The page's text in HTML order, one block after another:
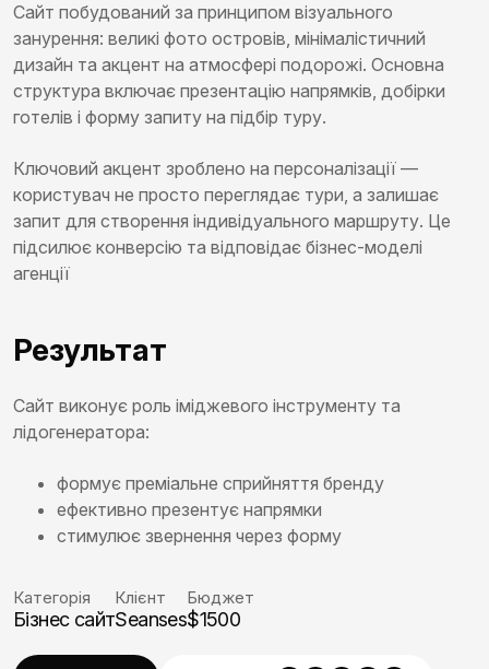
Сайт побудований за принципом візуального
занурення: великі фото островів, мінімалістичний
дизайн та акцент на атмосфері подорожі. Основна
структура включає презентацію напрямків, добірки
готелів і форму запиту на підбір туру.
Ключовий акцент зроблено на персоналізації —
користувач не просто переглядає тури, а залишає
запит для створення індивідуального маршруту. Це
підсилює конверсію та відповідає бізнес-моделі
агенції
Результат
Сайт виконує роль іміджевого інструменту та
лідогенератора:
формує преміальне сприйняття бренду
ефективно презентує напрямки
стимулює звернення через форму
Категорія
Бізнес сайт
Клієнт
Seanses
Бюджет
$1500